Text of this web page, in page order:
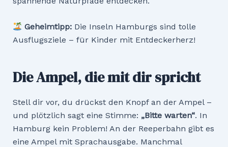
Geheimtipp:Die Inseln Hamburgs sind tolle
Ausflugsziele – für Kinder mit Entdeckerherz!
Die Ampel, die mit dir spricht
Stell dir vor, du drückst den Knopf an der Ampel –
und plötzlich sagt eine Stimme: „Bitte warten“. In
Hamburg kein Problem! An der Reeperbahn gibt es
eine Ampel mit Sprachausgabe. Manchmal